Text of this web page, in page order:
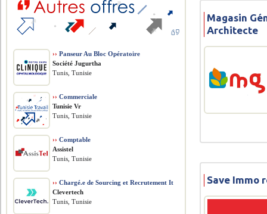
Magasin
Architecte
Save Immo
›› Panseur Au Bloc Opératoire
Société Jugurtha
Tunis, Tunisie
›› Commerciale
Tunisie Vr
Tunis, Tunisie
›› Comptable
Assistel
Tunis, Tunisie
›› Chargé.e de Sourcing et Recrutement It
Clevertech
Tunis, Tunisie